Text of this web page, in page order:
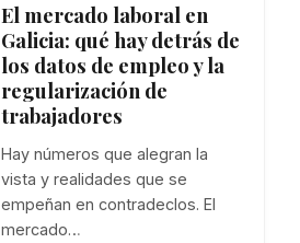
El mercado laboral en
Galicia: qué hay detrás de
los datos de empleo y la
regularización de
trabajadores
Hay números que alegran la
vista y realidades que se
empeñan en contradeclos. El
mercado…